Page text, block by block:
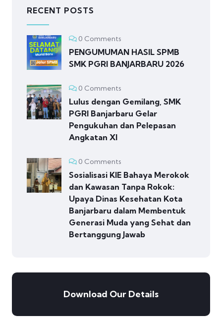
RECENT POSTS
0 Comments
PENGUMUMAN HASIL SPMB
SMK PGRI BANJARBARU 2026
0 Comments
Lulus dengan Gemilang, SMK
PGRI Banjarbaru Gelar
Pengukuhan dan Pelepasan
Angkatan XI
0 Comments
Sosialisasi KIE Bahaya Merokok
dan Kawasan Tanpa Rokok:
Upaya Dinas Kesehatan Kota
Banjarbaru dalam Membentuk
Generasi Muda yang Sehat dan
Bertanggung Jawab
Download Our Details